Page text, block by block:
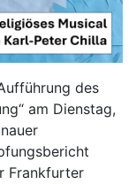
des
am Dienstag,
Frankfurter